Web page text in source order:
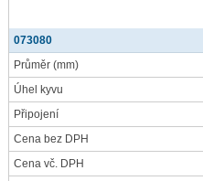
073080
Průměr (mm)
Úhel kyvu
Připojení
Cena bez DPH
Cena vč. DPH